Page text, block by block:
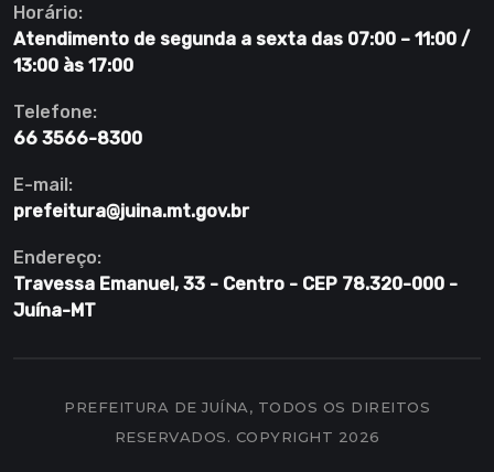
Horário:
Atendimento de segunda a sexta das 07:00 – 11:00 /
13:00 às 17:00
Telefone:
66 3566-8300
E-mail:
prefeitura@juina.mt.gov.br
Endereço:
Travessa Emanuel, 33 - Centro - CEP 78.320-000 -
Juína-MT
PREFEITURA DE JUÍNA, TODOS OS DIREITOS
RESERVADOS. COPYRIGHT 2026